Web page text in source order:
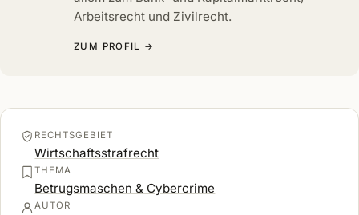
Arbeitsrecht und Zivilrecht.
ZUM PROFIL →
RECHTSGEBIET
Wirtschaftsstrafrecht
THEMA
Betrugsmaschen & Cybercrime
AUTOR